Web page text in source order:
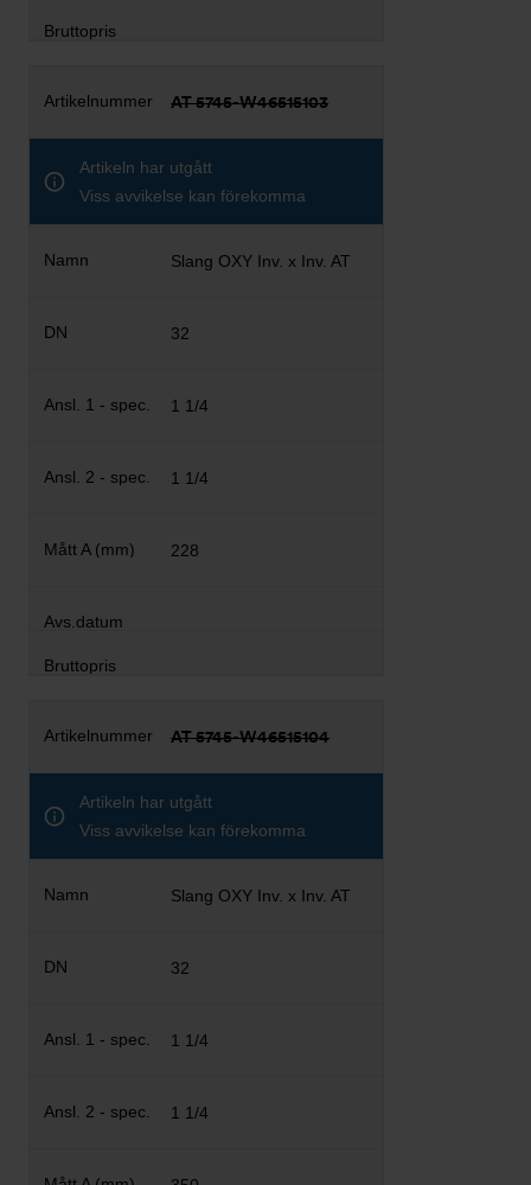
AT 5745-W46515103
Artikeln har utgått
Viss avvikelse kan förekomma
Slang OXY Inv. x Inv. AT
32
1 1/4
1 1/4
228
AT 5745-W46515104
Artikeln har utgått
Viss avvikelse kan förekomma
Slang OXY Inv. x Inv. AT
32
1 1/4
1 1/4